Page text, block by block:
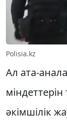
Polisia.kz
Ал ата-
әкімшілік